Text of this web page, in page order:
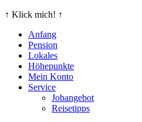
↑ Klick mich! ↑
Anfang
Pension
Lokales
Höhepunkte
Mein Konto
Service
Jobangebot
Reisetipps